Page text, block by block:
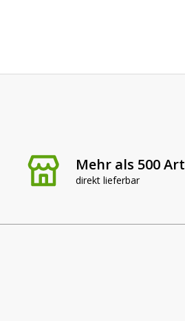
Mehr als 500
direkt lieferbar